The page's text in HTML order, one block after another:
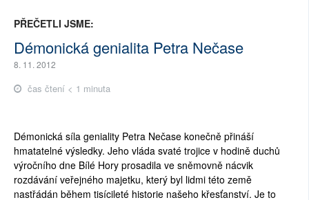
PŘEČETLI JSME:
Démonická genialita Petra Nečase
8. 11. 2012
čas čtení < 1 minuta
Démonická síla geniality Petra Nečase konečně přináší
hmatatelné výsledky. Jeho vláda svaté trojice v hodině duchů
výročního dne Bílé Hory prosadila ve sněmovně nácvik
rozdávání veřejného majetku, který byl lidmi této země
nastřádán během tisícileté historie našeho křesťanství. Je to